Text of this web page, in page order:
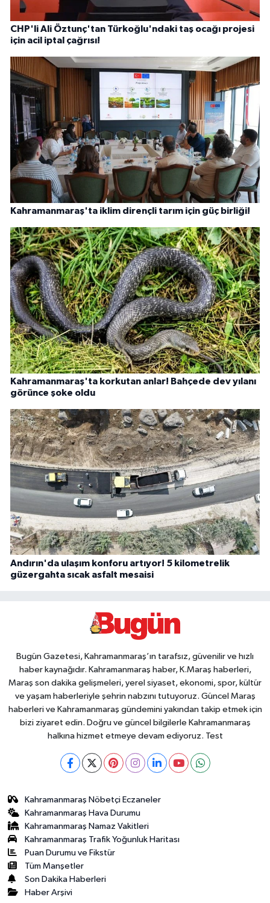
CHP'li Ali Öztunç'tan Türkoğlu'ndaki taş ocağı projesi
için acil iptal çağrısı!
Kahramanmaraş'ta iklim dirençli tarım için güç birliği!
Kahramanmaraş'ta korkutan anlar! Bahçede dev yılanı
görünce şoke oldu
Andırın'da ulaşım konforu artıyor! 5 kilometrelik
güzergahta sıcak asfalt mesaisi
Bugün Gazetesi, Kahramanmaraş’ın tarafsız, güvenilir ve hızlı
haber kaynağıdır. Kahramanmaraş haber, K.Maraş haberleri,
Maraş son dakika gelişmeleri, yerel siyaset, ekonomi, spor, kültür
ve yaşam haberleriyle şehrin nabzını tutuyoruz. Güncel Maraş
haberleri ve Kahramanmaraş gündemini yakından takip etmek için
bizi ziyaret edin. Doğru ve güncel bilgilerle Kahramanmaraş
halkına hizmet etmeye devam ediyoruz. Test
Kahramanmaraş Nöbetçi Eczaneler
Kahramanmaraş Hava Durumu
Kahramanmaraş Namaz Vakitleri
Kahramanmaraş Trafik Yoğunluk Haritası
Puan Durumu ve Fikstür
Tüm Manşetler
Son Dakika Haberleri
Haber Arşivi